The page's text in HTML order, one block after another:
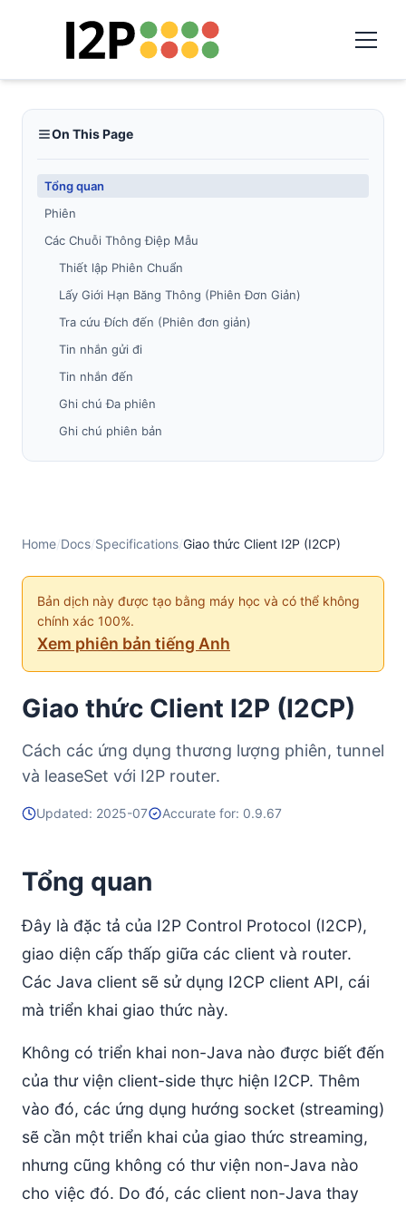
On This Page
Tổng quan
Phiên
Các Chuỗi Thông Điệp Mẫu
Thiết lập Phiên Chuẩn
Lấy Giới Hạn Băng Thông (Phiên Đơn Giản)
Tra cứu Đích đến (Phiên đơn giản)
Tin nhắn gửi đi
Tin nhắn đến
Ghi chú Đa phiên
Ghi chú phiên bản
Session Config
Tin nhắn
Các Loại Thông Điệp
BlindingInfoMessage
CreateLeaseSetMessage
CreateLeaseSet2Message
DestLookupMessage
DestReplyMessage
DestroySessionMessage
GetDateMessage
HostLookupMessage
HostReplyMessage
MessagePayloadMessage
MessageStatusMessage
ReceiveMessageEndMessage
ReconfigureSessionMessage
ReportAbuseMessage
RequestLeaseSetMessage
RequestVariableLeaseSetMessage
SendMessageMessage
Home/Docs/Specifications/Giao thức Client I2P (I2CP)
Bản dịch này được tạo bằng máy học và có thể không
chính xác 100%.
Xem phiên bản tiếng Anh
Giao thức Client I2P (I2CP)
Cách các ứng dụng thương lượng phiên, tunnel
và leaseSet với I2P router.
Updated: 2025-07 Accurate for: 0.9.67
Tổng quan
Đây là đặc tả của I2P Control Protocol (I2CP),
giao diện cấp thấp giữa các client và router.
Các Java client sẽ sử dụng I2CP client API, cái
mà triển khai giao thức này.
Không có triển khai non-Java nào được biết đến
của thư viện client-side thực hiện I2CP. Thêm
vào đó, các ứng dụng hướng socket (streaming)
sẽ cần một triển khai của giao thức streaming,
nhưng cũng không có thư viện non-Java nào
cho việc đó. Do đó, các client non-Java thay